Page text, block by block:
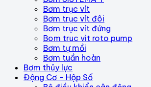
Bơm trục vít
Bơm trục vít đôi
Bơm trục vít đứng
Bom truc vit roto pump
Bơm tự mồi
Bơm tuần hoàn
Bơm thủy lực
Động Cơ - Hộp Số